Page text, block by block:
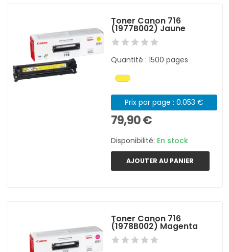
Toner Canon 716
(1977B002) Jaune
Quantité : 1500 pages
Prix par page : 0.053 €
79,90 €
Disponibilité: En stock
AJOUTER AU PANIER
Toner Canon 716
(1978B002) Magenta